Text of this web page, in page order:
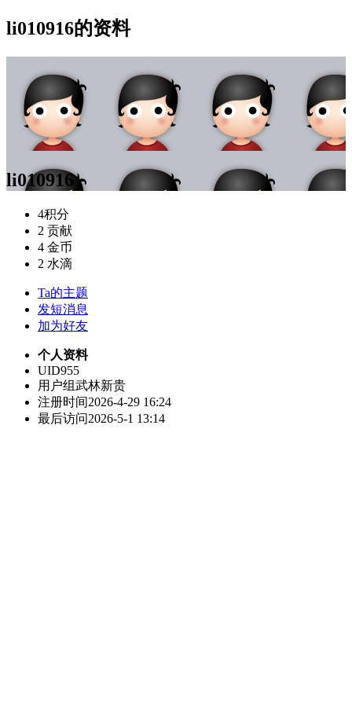
li010916的资料
li010916
4积分
2 贡献
4 金币
2 水滴
Ta的主题
发短消息
加为好友
个人资料
UID955
用户组武林新贵
注册时间2026-4-29 16:24
最后访问2026-5-1 13:14